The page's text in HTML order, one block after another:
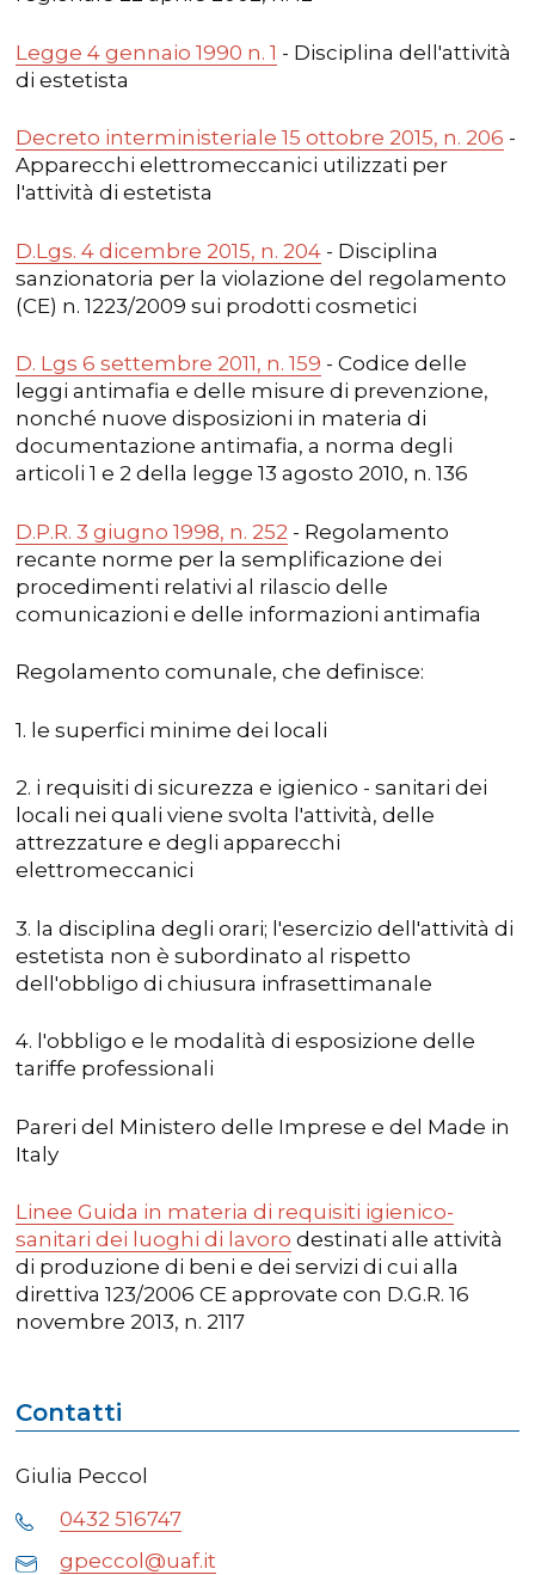
Legge 4 gennaio 1990 n. 1 - Disciplina dell'attività
di estetista
Decreto interministeriale 15 ottobre 2015, n. 206 -
Apparecchi elettromeccanici utilizzati per
l'attività di estetista
D.Lgs. 4 dicembre 2015, n. 204- Disciplina
sanzionatoria per la violazione del regolamento
(CE) n. 1223/2009 sui prodotti cosmetici
D. Lgs 6 settembre 2011, n. 159 - Codice delle
leggi antimafia e delle misure di prevenzione,
nonché nuove disposizioni in materia di
documentazione antimafia, a norma degli
articoli 1 e 2 della legge 13 agosto 2010, n. 136
D.P.R. 3 giugno 1998, n. 252 - Regolamento
recante norme per la semplificazione dei
procedimenti relativi al rilascio delle
comunicazioni e delle informazioni antimafia
Regolamento comunale, che definisce:
1. le superfici minime dei locali
2. i requisiti di sicurezza e igienico - sanitari dei
locali nei quali viene svolta l'attività, delle
attrezzature e degli apparecchi
elettromeccanici
3. la disciplina degli orari; l'esercizio dell'attività di
estetista non è subordinato al rispetto
dell'obbligo di chiusura infrasettimanale
4. l'obbligo e le modalità di esposizione delle
tariffe professionali
Pareri del Ministero delle Imprese e del Made in
Italy
Linee Guida in materia di requisiti igienico-
sanitari dei luoghi di lavoro destinati alle attività
di produzione di beni e dei servizi di cui alla
direttiva 123/2006 CE approvate con D.G.R. 16
novembre 2013, n. 2117
Contatti
Giulia Peccol
0432 516747
gpeccol@uaf.it